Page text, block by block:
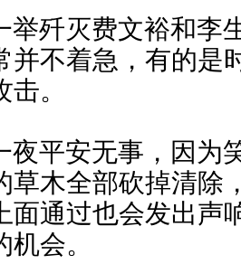
歼灭费文裕和李
并不着急，有的是
。
平安无事，因为
草木全部砍掉清除
面通过也会发出声
会。